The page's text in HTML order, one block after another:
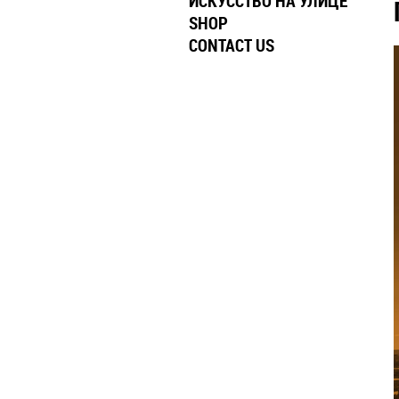
SHOP
CONTACT US